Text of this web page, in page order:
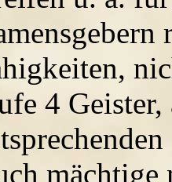
4
mächtige